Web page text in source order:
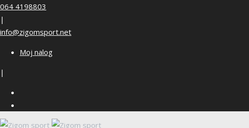
Skip
to
content
064 4198803
|
info@zigomsport.net
Moj nalog
|